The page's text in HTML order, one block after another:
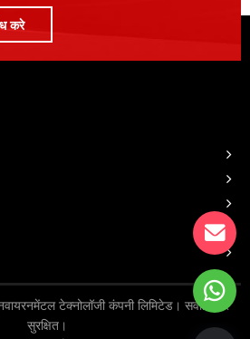
करे
टेक्नोलॉजी कंपनी लिमिटेड। सर्वाधिकार
सुरक्षित।